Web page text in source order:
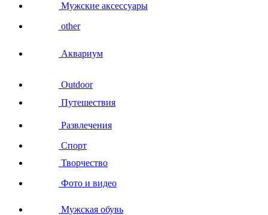
Мужские аксессуары
other
Аквариум
Outdoor
Путешествия
Развлечения
Спорт
Творчество
Фото и видео
Мужская обувь